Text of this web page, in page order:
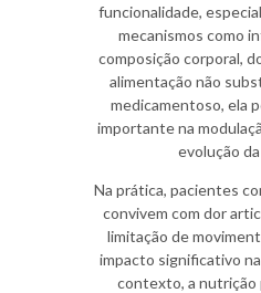
funcionalidade,
mecanismos como
composição corporal,
alimentação não
medicamentoso, ela
importante na
evolução
Na prática, pacientes
convivem com dor
limitação de
impacto significativo
contexto, a nutrição